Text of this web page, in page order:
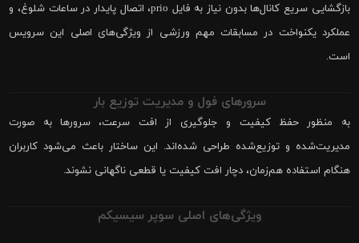
بازگشایی سریع کانال‌ها بدون نیاز به فایل prio، اتصال پایدار در ساعات شلوغ، و
عملکرد یکنواخت در مسابقات مهم ورزشی از ویژگی‌های اصلی این سرویس
است.
سرورهای فول و مدیریت توزیع بار
به منظور حفظ کیفیت و جلوگیری از افت سرعت، سرورها به صورت
مدیریت‌شده و توزیع‌شده طراحی شده‌اند. این ساختار باعث می‌شود کاربران
هنگام استفاده هم‌زمان، دچار افت کیفیت یا قطعی ناگهانی نشوند.
ویژگی‌های اصلی سوپر سیسیکم